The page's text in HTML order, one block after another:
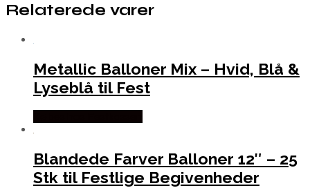
Relaterede varer
Metallic Balloner Mix – Hvid, Blå &
Lyseblå til Fest
Blandede Farver Balloner 12″ – 25
Stk til Festlige Begivenheder